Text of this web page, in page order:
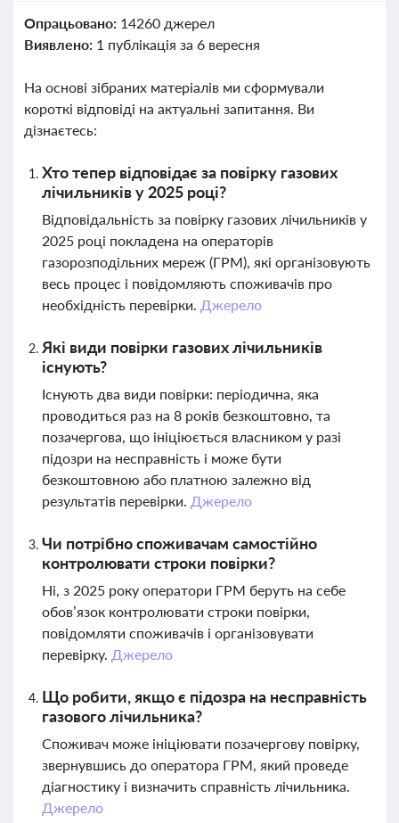
Опрацьовано: 14260 джерел
Виявлено: 1 публікація за 6 вересня
На основі зібраних матеріалів ми сформували
короткі відповіді на актуальні запитання. Ви
дізнаєтесь:
Хто тепер відповідає за повірку газових
лічильників у 2025 році?
Відповідальність за повірку газових лічильників у
2025 році покладена на операторів
газорозподільних мереж (ГРМ), які організовують
весь процес і повідомляють споживачів про
необхідність перевірки. Джерело
Які види повірки газових лічильників
існують?
Існують два види повірки: періодична, яка
проводиться раз на 8 років безкоштовно, та
позачергова, що ініціюється власником у разі
підозри на несправність і може бути
безкоштовною або платною залежно від
результатів перевірки. Джерело
Чи потрібно споживачам самостійно
контролювати строки повірки?
Ні, з 2025 року оператори ГРМ беруть на себе
обов’язок контролювати строки повірки,
повідомляти споживачів і організовувати
перевірку. Джерело
Що робити, якщо є підозра на несправність
газового лічильника?
Споживач може ініціювати позачергову повірку,
звернувшись до оператора ГРМ, який проведе
діагностику і визначить справність лічильника.
Джерело